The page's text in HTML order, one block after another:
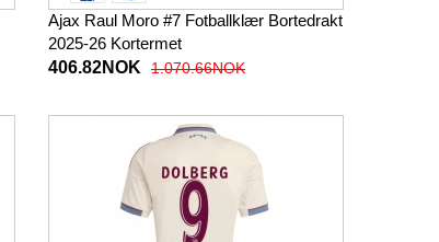
Ajax Raul Moro #7 Fotballklær Bortedrakt
2025-26 Kortermet
406.82NOK
1.070.66NOK